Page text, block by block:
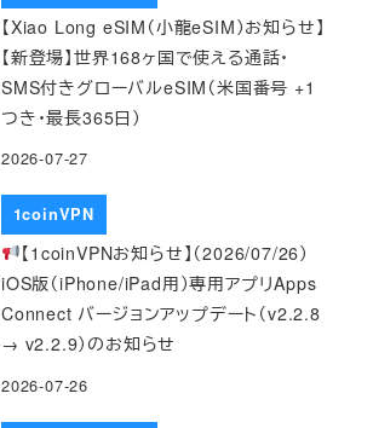
【Xiao Long eSIM（小龍eSIM）お知らせ】
【新登場】世界168ヶ国で使える通話・
SMS付きグローバルeSIM（米国番号 +1
つき・最長365日）
2026-07-27
1coinVPN
【1coinVPNお知らせ】（2026/07/26）
iOS版（iPhone/iPad用）専用アプリApps
Connect バージョンアップデート（v2.2.8
→ v2.2.9）のお知らせ
2026-07-26